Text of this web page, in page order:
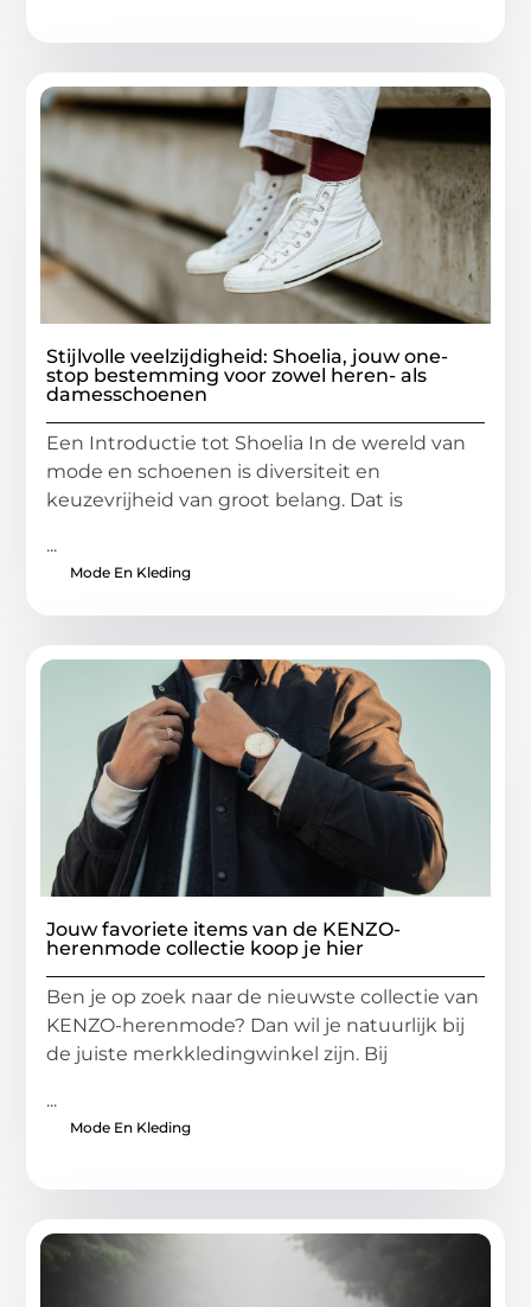
Stijlvolle veelzijdigheid: Shoelia, jouw one-
stop bestemming voor zowel heren- als
damesschoenen
Een Introductie tot Shoelia In de wereld van
mode en schoenen is diversiteit en
keuzevrijheid van groot belang. Dat is
...
Mode En Kleding
Jouw favoriete items van de KENZO-
herenmode collectie koop je hier
Ben je op zoek naar de nieuwste collectie van
KENZO-herenmode? Dan wil je natuurlijk bij
de juiste merkkledingwinkel zijn. Bij
...
Mode En Kleding